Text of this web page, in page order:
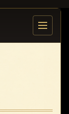
目次を開